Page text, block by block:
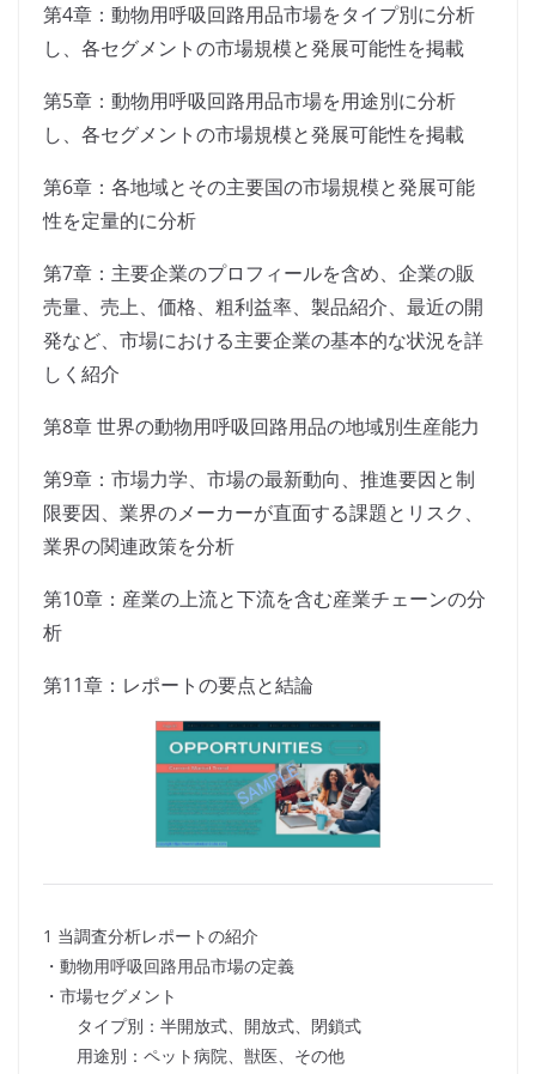
第4章：動物用呼吸回路用品市場をタイプ別に分析
し、各セグメントの市場規模と発展可能性を掲載
第5章：動物用呼吸回路用品市場を用途別に分析
し、各セグメントの市場規模と発展可能性を掲載
第6章：各地域とその主要国の市場規模と発展可能
性を定量的に分析
第7章：主要企業のプロフィールを含め、企業の販
売量、売上、価格、粗利益率、製品紹介、最近の開
発など、市場における主要企業の基本的な状況を詳
しく紹介
第8章 世界の動物用呼吸回路用品の地域別生産能力
第9章：市場力学、市場の最新動向、推進要因と制
限要因、業界のメーカーが直面する課題とリスク、
業界の関連政策を分析
第10章：産業の上流と下流を含む産業チェーンの分
析
第11章：レポートの要点と結論
1 当調査分析レポートの紹介
・動物用呼吸回路用品市場の定義
・市場セグメント
タイプ別：半開放式、開放式、閉鎖式
用途別：ペット病院、獣医、その他